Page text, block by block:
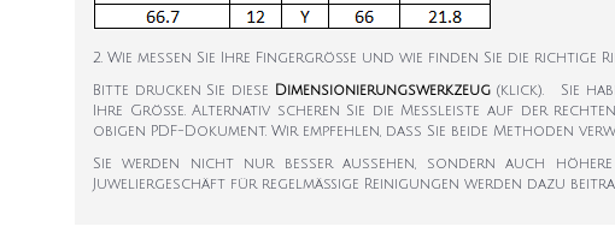
2. Wie messen Sie Ihre Fingergröße und wie finden Sie die richtige
Bitte drucken Sie diese Dimensionierungswerkzeug (klick). Sie
Ihre Größe. Alternativ scheren Sie die Messleiste auf der
obigen PDF-Dokument. Wir empfehlen, dass Sie beide Methoden
Sie werden nicht nur besser aussehen, sondern auch
Juweliergeschäft für regelmäßige Reinigungen werden dazu